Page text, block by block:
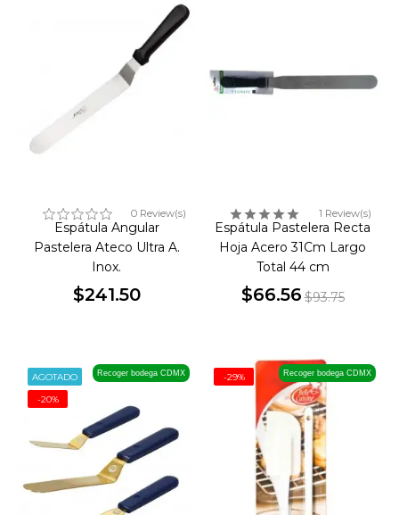
0 Review(s)
Espátula Angular
Pastelera Ateco Ultra A.
Inox.
$241.50
1 Review(s)
Espátula Pastelera Recta
Hoja Acero 31Cm Largo
Total 44 cm
$66.56$93.75
Recoger bodega CDMX
AGOTADO
-20%
Recoger bodega CDMX
-29%